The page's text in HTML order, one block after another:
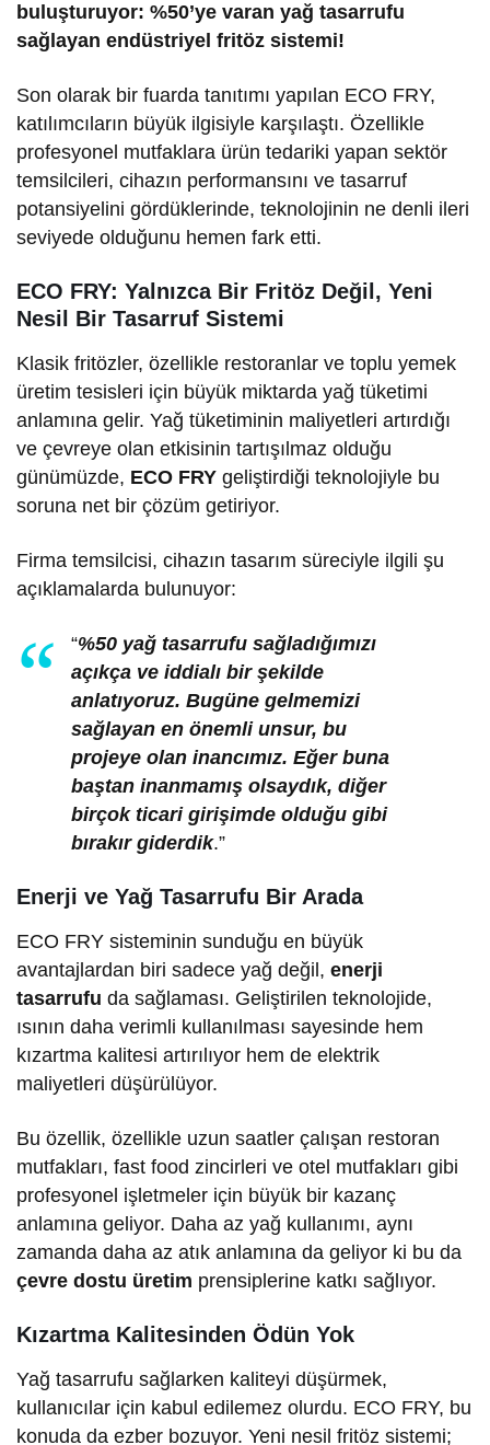
buluşturuyor: %50’ye varan yağ tasarrufu
sağlayan endüstriyel fritöz sistemi!
Son olarak bir fuarda tanıtımı yapılan ECO FRY,
katılımcıların büyük ilgisiyle karşılaştı. Özellikle
profesyonel mutfaklara ürün tedariki yapan sektör
temsilcileri, cihazın performansını ve tasarruf
potansiyelini gördüklerinde, teknolojinin ne denli ileri
seviyede olduğunu hemen fark etti.
ECO FRY: Yalnızca Bir Fritöz Değil, Yeni
Nesil Bir Tasarruf Sistemi
Klasik fritözler, özellikle restoranlar ve toplu yemek
üretim tesisleri için büyük miktarda yağ tüketimi
anlamına gelir. Yağ tüketiminin maliyetleri artırdığı
ve çevreye olan etkisinin tartışılmaz olduğu
günümüzde, ECO FRY geliştirdiği teknolojiyle bu
soruna net bir çözüm getiriyor.
Firma temsilcisi, cihazın tasarım süreciyle ilgili şu
açıklamalarda bulunuyor:
“%50 yağ tasarrufu sağladığımızı
açıkça ve iddialı bir şekilde
anlatıyoruz. Bugüne gelmemizi
sağlayan en önemli unsur, bu
projeye olan inancımız. Eğer buna
baştan inanmamış olsaydık, diğer
birçok ticari girişimde olduğu gibi
bırakır giderdik.”
Enerji ve Yağ Tasarrufu Bir Arada
ECO FRY sisteminin sunduğu en büyük
avantajlardan biri sadece yağ değil,enerji
tasarrufu da sağlaması. Geliştirilen teknolojide,
ısının daha verimli kullanılması sayesinde hem
kızartma kalitesi artırılıyor hem de elektrik
maliyetleri düşürülüyor.
Bu özellik, özellikle uzun saatler çalışan restoran
mutfakları, fast food zincirleri ve otel mutfakları gibi
profesyonel işletmeler için büyük bir kazanç
anlamına geliyor. Daha az yağ kullanımı, aynı
zamanda daha az atık anlamına da geliyor ki bu da
çevre dostu üretim prensiplerine katkı sağlıyor.
Kızartma Kalitesinden Ödün Yok
Yağ tasarrufu sağlarken kaliteyi düşürmek,
kullanıcılar için kabul edilemez olurdu. ECO FRY, bu
konuda da ezber bozuyor. Yeni nesil fritöz sistemi;